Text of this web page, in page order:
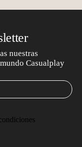
nuestras
Casualplay